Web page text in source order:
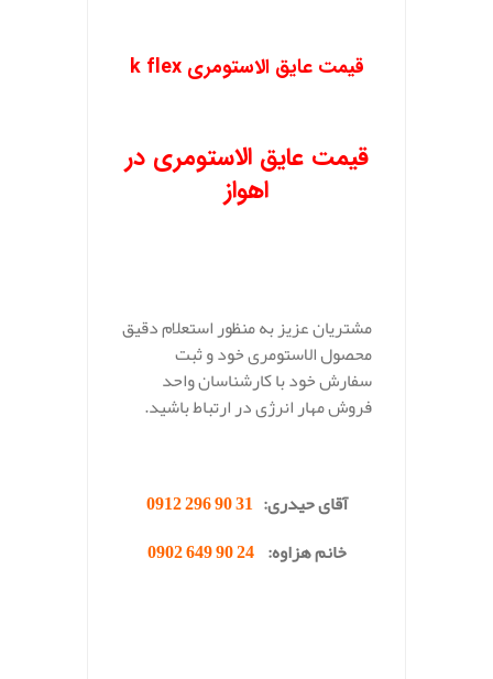
قیمت عایق الاستومری k flex
قیمت عایق الاستومری در
اهواز
مشتریان عزیز به منظور استعلام دقیق
محصول الاستومری خود و ثبت
سفارش خود با کارشناسان واحد
فروش مهار انرژی در ارتباط باشید.
آقای حیدری: 31 90 296 0912
خانم هزاوه:24 90 649 0902